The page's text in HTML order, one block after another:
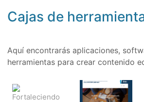
Cajas de
Aquí encontrarás aplicaciones,
herramientas para crear contenido
Fortaleciendo